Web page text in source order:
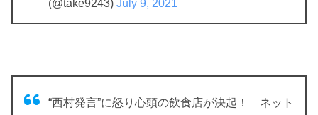
(@take9243) July 9, 2021
“西村発言”に怒り心頭の飲食店が決起！ ネット